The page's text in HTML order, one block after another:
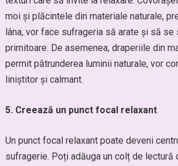
moi și plăcintele din materiale naturale,
lâna, vor face sufrageria să arate și să se
primitoare. De asemenea, draperiile din
permit pătrunderea luminii naturale, vor
liniștitor și calmant.
5. Creează un punct focal relaxant
Un punct focal relaxant poate deveni
sufragerie. Poți adăuga un colț de lectură